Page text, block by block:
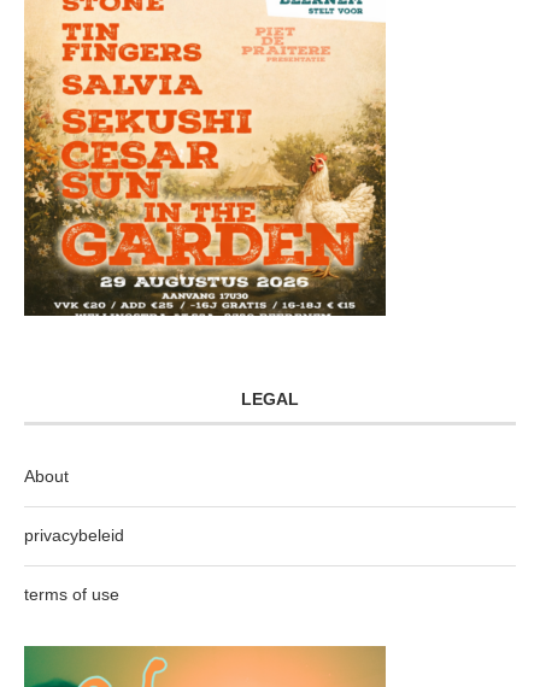
LEGAL
About
privacybeleid
terms of use